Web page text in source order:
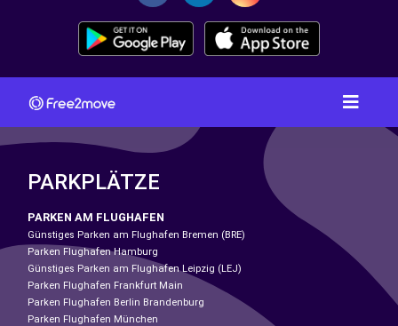
PARKPLÄTZE
PARKEN AM FLUGHAFEN
Günstiges Parken am Flughafen Bremen (BRE)
Parken Flughafen Hamburg
Günstiges Parken am Flughafen Leipzig (LEJ)
Parken Flughafen Frankfurt Main
Parken Flughafen Berlin Brandenburg
Parken Flughafen München